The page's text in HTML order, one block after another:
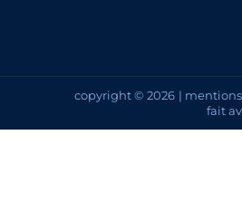
copyright © 2026 |
fait